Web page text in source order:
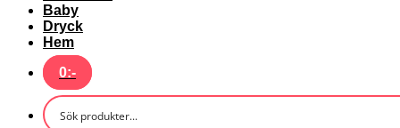
Baby
Dryck
Hem
0:-